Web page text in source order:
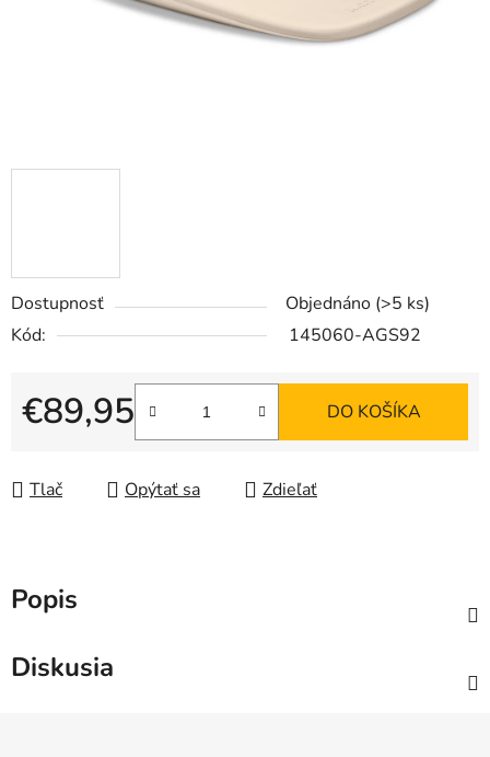
Dostupnosť Objednáno (>5 ks)
Kód:
145060-AGS92
€89,95
Jednotková cena:
DO KOŠÍKA
Tlač Opýtať sa Zdieľať
Popis
Diskusia